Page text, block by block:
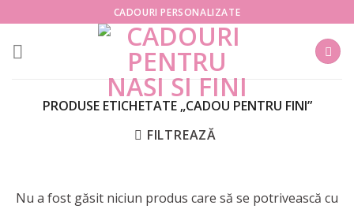
to
content
CADOURI PERSONALIZATE
PRODUSE ETICHETATE „CADOU PENTRU FINI”
FILTREAZĂ
Nu a fost găsit niciun produs care să se potrivească cu